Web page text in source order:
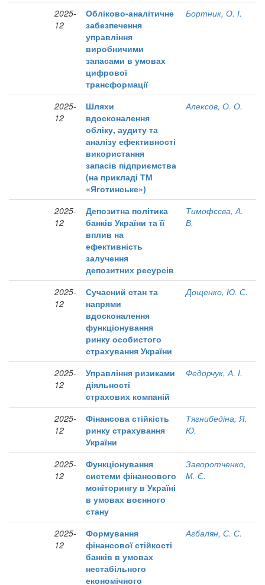
2025-
12
Обліково-аналітичне
забезпечення
управління
виробничими
запасами в умовах
цифрової
трансформації
Бортник, О. І.
2025-
12
Шляхи
вдосконалення
обліку, аудиту та
аналізу ефективності
використання
запасів підприємства
(на прикладі ТМ
«Яготинське»)
Алексов, О. О.
2025-
12
Депозитна політика
банків України та її
вплив на
ефективність
залучення
депозитних ресурсів
Тимофєєва, А.
В.
2025-
12
Сучасний стан та
напрями
вдосконалення
функціонування
ринку особистого
страхування України
Дощенко, Ю. С.
2025-
12
Управління ризиками
діяльності
страхових компаній
Федорчук, А. І.
2025-
12
Фінансова стійкість
ринку страхування
України
Тягнибедіна, Я.
Ю.
2025-
12
Функціонування
системи фінансового
моніторингу в Україні
в умовах воєнного
стану
Заворотченко,
М. Є.
2025-
12
Формування
фінансової стійкості
банків в умовах
нестабільного
економічного
Агбалян, С. С.